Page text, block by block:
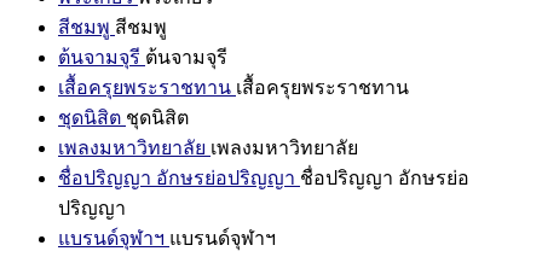
สีชมพู สีชมพู
ต้นจามจุรี ต้นจามจุรี
เสื้อครุยพระราชทาน เสื้อครุยพระราชทาน
ชุดนิสิต ชุดนิสิต
เพลงมหาวิทยาลัย เพลงมหาวิทยาลัย
ชื่อปริญญา อักษรย่อปริญญา ชื่อปริญญา อักษรย่อ
ปริญญา
แบรนด์จุฬาฯ แบรนด์จุฬาฯ